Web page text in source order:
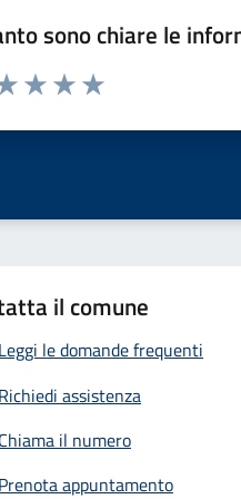
sono chiare le
1 a 5 stelle la pagina
il comune
Leggi le domande frequenti
Richiedi assistenza
Chiama il numero
Prenota appuntamento